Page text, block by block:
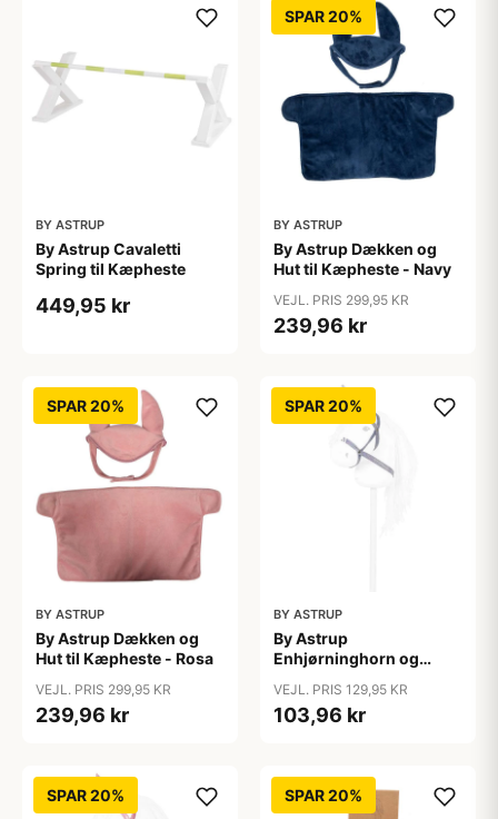
BY ASTRUP
By Astrup Cavaletti
Spring til Kæpheste
449,95 kr
SPAR 20%
BY ASTRUP
By Astrup Dækken og
Hut til Kæpheste - Navy
VEJL. PRIS 299,95 KR
239,96 kr
SPAR 20%
BY ASTRUP
By Astrup Dækken og
Hut til Kæpheste - Rosa
VEJL. PRIS 299,95 KR
239,96 kr
SPAR 20%
BY ASTRUP
By Astrup
Enhjørninghorn og
VEJL. PRIS 129,95 KR
103,96 kr
SPAR 20% SPAR 20%